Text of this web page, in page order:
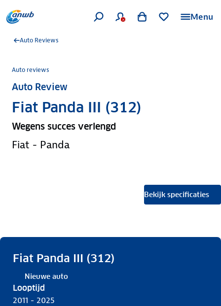
Menu
Auto Reviews
Auto reviews
Auto Review
Fiat Panda III (312)
Wegens succes verlengd
Fiat - Panda
Bekijk specificaties
Fiat Panda III (312)
Nieuwe auto
Looptijd
2011 - 2025